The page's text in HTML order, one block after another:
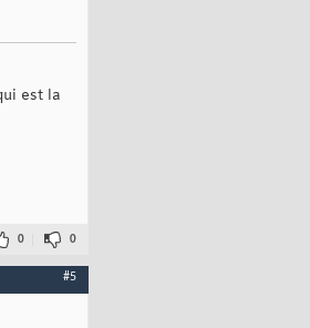
est la
0 0
#5